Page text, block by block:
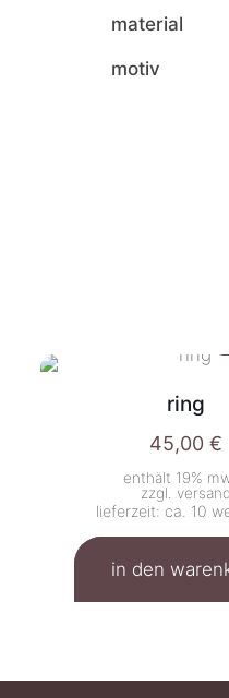
material
motiv
ring
45,00€
enthält 19%
zzgl. versand
lieferzeit: ca. 10
in den